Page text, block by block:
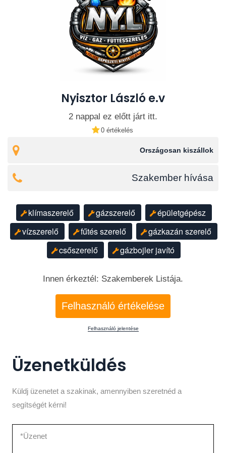
Nyisztor László e.v
2 nappal ez előtt járt itt.
0 értékelés
Országosan kiszállok
Szakember hívása
klímaszerelő gázszerelő
épületgépész
vízszerelő
fűtés szerelő
gázkazán szerelő
csőszerelő
gázbojler javító
Innen érkeztél: Szakemberek Listája.
Felhasználó értékelése
Felhasználó jelentése
Üzenetküldés
Küldj üzenetet a szakinak, amennyiben szeretnéd a
segítségét kérni!